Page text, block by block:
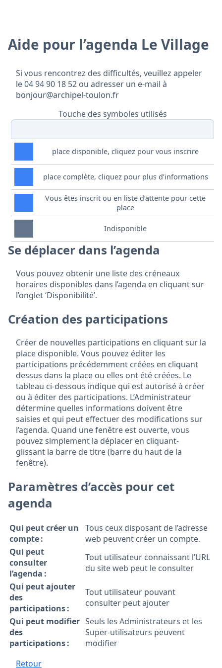
Aide pour l’agenda Le Village
Si vous rencontrez des difficultés, veuillez appeler
le 04 94 90 18 52 ou adresser un e-mail à
bonjour@archipel-toulon.fr
Touche des symboles utilisés
place disponible, cliquez pour vous inscrire
place complète, cliquez pour plus d’informations
Vous êtes inscrit ou en liste d’attente pour cette
place
Indisponible
Se déplacer dans l’agenda
Vous pouvez obtenir une liste des créneaux
horaires disponibles dans l’agenda en cliquant sur
l’onglet ‘Disponibilité’.
Création des participations
Créer de nouvelles participations en cliquant sur la
place disponible. Vous pouvez éditer les
participations précédemment créées en cliquant
dessus dans la place ou elles ont été créées. Le
tableau ci-dessous indique qui est autorisé à créer
ou à éditer des participations. L’Administrateur
détermine quelles informations doivent être
saisies et qui peut effectuer des modifications sur
l’agenda. Quand une fenêtre est ouverte, vous
pouvez simplement la déplacer en cliquant-
glissant la barre de titre (barre du haut de la
fenêtre).
Paramètres d’accès pour cet
agenda
Qui peut créer un
compte :
Tous ceux disposant de l’adresse
web peuvent créer un compte.
Qui peut
consulter
l’agenda :
Tout utilisateur connaissant l’URL
du site web peut le consulter
Qui peut ajouter
des
participations :
Tout utilisateur pouvant
consulter peut ajouter
Qui peut modifier
des
participations :
Seuls les Administrateurs et les
Super-utilisateurs peuvent
modifier
Retour